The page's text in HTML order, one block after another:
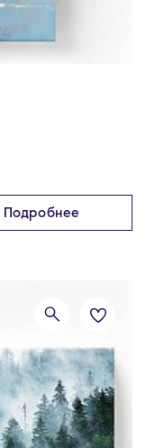
Подробнее